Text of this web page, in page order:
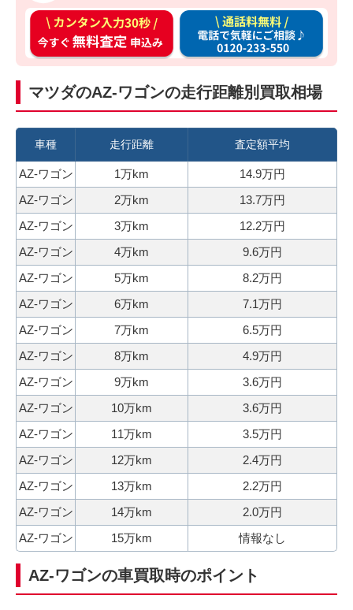
カ
ン
タ
入
0
秒
今
す
ぐ
無
料
査
定
申
込
み
通
料
無
料
話
で
に
ご
マツダのAZ-ワゴンの走行距離別買取相場
車種 走行距離 査定額平均
AZ-ワゴン 1万km
14.9万円
AZ-ワゴン
2万km
13.7万円
AZ-ワゴン
3万km
12.2万円
AZ-ワゴン
4万km
9.6万円
AZ-ワゴン
5万km
8.2万円
AZ-ワゴン
6万km
7.1万円
AZ-ワゴン
7万km
6.5万円
AZ-ワゴン
8万km
4.9万円
AZ-ワゴン
9万km
3.6万円
AZ-ワゴン
10万km
3.6万円
AZ-ワゴン
11万km
3.5万円
AZ-ワゴン
12万km
2.4万円
AZ-ワゴン
13万km
2.2万円
AZ-ワゴン
14万km
2.0万円
AZ-ワゴン
15万km 情報なし
AZ-ワゴンの車買取時のポイント